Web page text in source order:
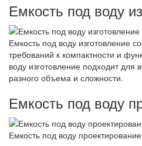
Емкость под воду
Емкость под воду изготовление
требований к компактности и
воду изготовление подходит для
разного объема и сложности.
Емкость под воду
Емкость под воду